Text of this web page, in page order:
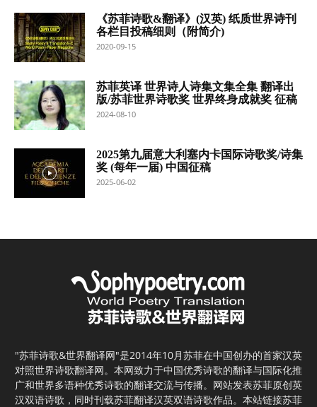
《苏菲诗歌&翻译》(汉英) 纸质世界诗刊
各栏目投稿细则（附简介)
2020-09-15
苏菲英译 世界诗人诗集文集全集 翻译出
版/苏菲世界诗歌奖 世界终身成就奖 征稿
2024-08-10
2025第九届意大利塞内卡国际诗歌奖/诗集
奖 (每年一届) 中国征稿
2025-06-02
"苏菲诗歌&世界翻译网"是2014年10月苏菲在中国创办的首家汉英
对照世界诗歌翻译网。本网致力于中国优秀诗歌的翻译与国际化推
广和世界多语种优秀诗歌的翻译交流与传播。网站发表苏菲原创英
汉双语诗歌，同时刊载苏菲翻译汉英双语诗歌作品。本站链接苏菲